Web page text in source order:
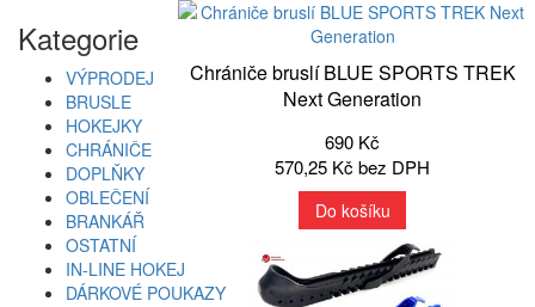
Chrániče bruslí BLUE SPORTS TREK
Next Generation
690 Kč
570,25 Kč bez DPH
Do košíku
Kategorie
VÝPRODEJ
BRUSLE
HOKEJKY
CHRÁNIČE
DOPLŇKY
OBLEČENÍ
BRANKÁŘ
OSTATNÍ
IN-LINE HOKEJ
DÁRKOVÉ POUKAZY